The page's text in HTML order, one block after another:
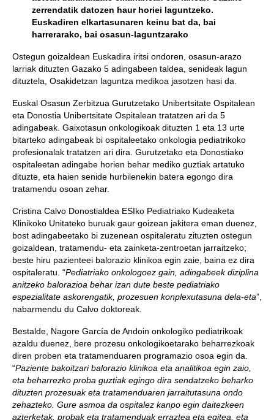
zerrendatik datozen haur horiei laguntzeko.
Euskadiren elkartasunaren keinu bat da, bai
harrerarako, bai osasun-laguntzarako
Ostegun goizaldean Euskadira iritsi ondoren, osasun-arazo
larriak dituzten Gazako 5 adingabeen taldea, senideak lagun
dituztela, Osakidetzan laguntza medikoa jasotzen hasi da.
Euskal Osasun Zerbitzua Gurutzetako Unibertsitate Ospitalean
eta Donostia Unibertsitate Ospitalean tratatzen ari da 5
adingabeak. Gaixotasun onkologikoak dituzten 1 eta 13 urte
bitarteko adingabeak bi ospitaleetako onkologia pediatrikoko
profesionalak tratatzen ari dira. Gurutzetako eta Donostiako
ospitaleetan adingabe horien behar mediko guztiak artatuko
dituzte, eta haien senide hurbilenekin batera egongo dira
tratamendu osoan zehar.
Cristina Calvo Donostialdea ESIko Pediatriako Kudeaketa
Klinikoko Unitateko buruak gaur goizean jakitera eman duenez,
bost adingabeetako bi zuzenean ospitaleratu zituzten ostegun
goizaldean, tratamendu- eta zainketa-zentroetan jarraitzeko;
beste hiru pazienteei balorazio klinikoa egin zaie, baina ez dira
ospitaleratu. “Pediatriako onkologoez gain, adingabeek diziplina
anitzeko balorazioa behar izan dute beste pediatriako
espezialitate askorengatik, prozesuen konplexutasuna dela-eta”,
nabarmendu du Calvo doktoreak.
Bestalde, Nagore García de Andoin onkologiko pediatrikoak
azaldu duenez, bere prozesu onkologikoetarako beharrezkoak
diren proben eta tratamenduaren programazio osoa egin da.
“Paziente bakoitzari balorazio klinikoa eta analitikoa egin zaio,
eta beharrezko proba guztiak egingo dira sendatzeko beharko
dituzten prozesuak eta tratamenduaren jarraitutasuna ondo
zehazteko. Gure asmoa da ospitalez kanpo egin daitezkeen
azterketak, probak eta tratamenduak erraztea eta egitea, eta